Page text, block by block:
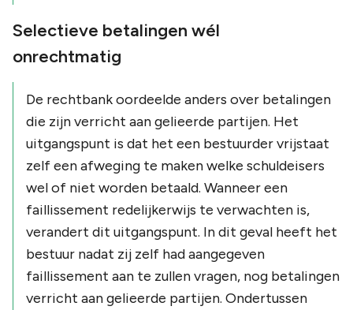
Selectieve betalingen wél
onrechtmatig
De rechtbank oordeelde anders over betalingen
die zijn verricht aan gelieerde partijen. Het
uitgangspunt is dat het een bestuurder vrijstaat
zelf een afweging te maken welke schuldeisers
wel of niet worden betaald. Wanneer een
faillissement redelijkerwijs te verwachten is,
verandert dit uitgangspunt. In dit geval heeft het
bestuur nadat zij zelf had aangegeven
faillissement aan te zullen vragen, nog betalingen
verricht aan gelieerde partijen. Ondertussen